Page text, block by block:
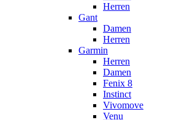
Herren
Gant
Damen
Herren
Garmin
Herren
Damen
Fenix 8
Instinct
Vivomove
Venu